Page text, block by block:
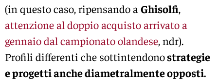
(in questo caso, ripensando a Ghisolfi,
attenzione al doppio acquisto arrivato a
gennaio dal campionato olandese, ndr).
Profili differenti che sottintendonostrategie
e progetti anche diametralmente opposti.